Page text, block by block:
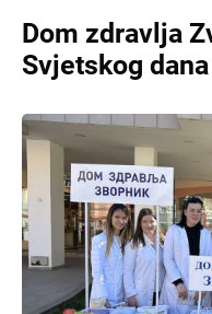
Dom zdravlja
Svjetskog
Slika